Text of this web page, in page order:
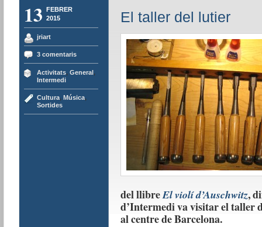
13 FEBRER
2015
jriart
3 comentaris
Activitats, General,
Intermedi
Cultura, Música,
Sortides
El taller del lutier
del llibreEl violí d’Auschwitz,
d’Intermedi va visitar el taller
al centre de Barcelona.